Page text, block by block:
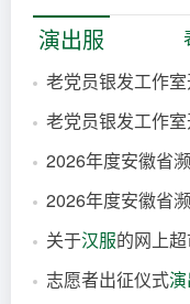
演出服
老党员银发工作
老党员银发工作
2026年度安徽省
2026年度安徽省
关于汉服的网上
志愿者出征仪式